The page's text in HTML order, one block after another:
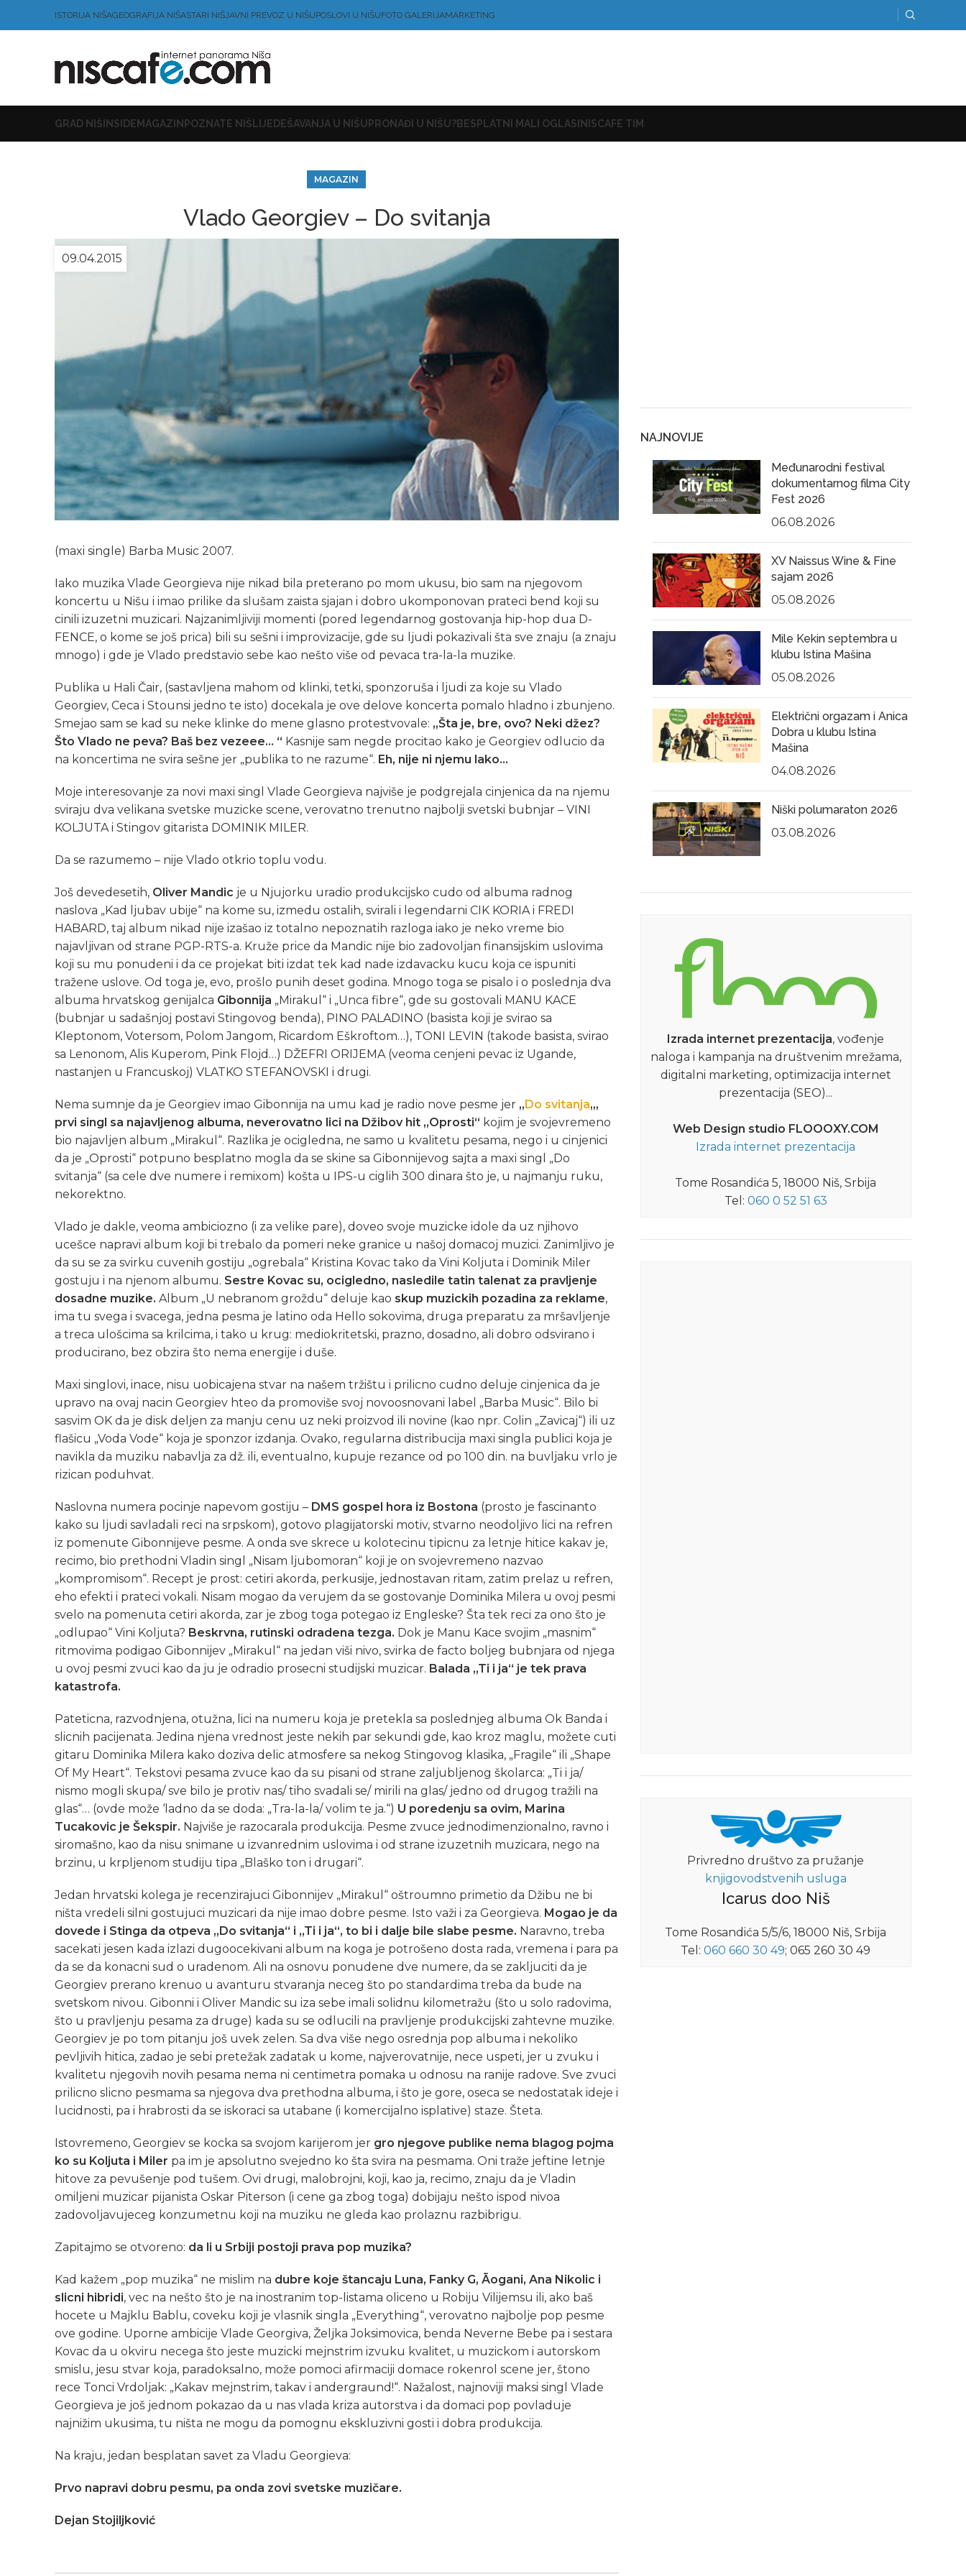
ISTORIJA NIŠAGEOGRAFIJA NIŠASTARI NIŠJAVNI PREVOZ U NIŠUPOSLOVI U NIŠUFOTO GALERIJAMARKETING
GRAD NIŠ INSIDE MAGAZIN POZNATE NIŠLIJE DEŠAVANJA U NIŠU PRONAĐI U NIŠU?BESPLATNI MALI OGLASI NISCAFE TIM
MAGAZIN
Vlado Georgiev – Do svitanja
09.04.2015
(maxi single) Barba Music 2007.
Iako muzika Vlade Georgieva nije nikad bila preterano po mom ukusu, bio sam na njegovom
koncertu u Nišu i imao prilike da slušam zaista sjajan i dobro ukomponovan prateci bend koji su
cinili izuzetni muzicari. Najzanimljiviji momenti (pored legendarnog gostovanja hip-hop dua D-
FENCE, o kome se još prica) bili su sešni i improvizacije, gde su ljudi pokazivali šta sve znaju (a znaju
mnogo) i gde je Vlado predstavio sebe kao nešto više od pevaca tra-la-la muzike.
Publika u Hali Čair, (sastavljena mahom od klinki, tetki, sponzoruša i ljudi za koje su Vlado
Georgiev, Ceca i Stounsi jedno te isto) docekala je ove delove koncerta pomalo hladno i zbunjeno.
Smejao sam se kad su neke klinke do mene glasno protestvovale: „Šta je, bre, ovo? Neki džez?
Što Vlado ne peva? Baš bez vezeee… “ Kasnije sam negde procitao kako je Georgiev odlucio da
na koncertima ne svira sešne jer „publika to ne razume“. Eh, nije ni njemu lako…
Moje interesovanje za novi maxi singl Vlade Georgieva najviše je podgrejala cinjenica da na njemu
sviraju dva velikana svetske muzicke scene, verovatno trenutno najbolji svetski bubnjar – VINI
KOLJUTA i Stingov gitarista DOMINIK MILER.
Da se razumemo – nije Vlado otkrio toplu vodu.
Još devedesetih, Oliver Mandic je u Njujorku uradio produkcijsko cudo od albuma radnog
naslova „Kad ljubav ubije“ na kome su, izmedu ostalih, svirali i legendarni CIK KORIA i FREDI
HABARD, taj album nikad nije izašao iz totalno nepoznatih razloga iako je neko vreme bio
najavljivan od strane PGP-RTS-a. Kruže price da Mandic nije bio zadovoljan finansijskim uslovima
koji su mu ponudeni i da ce projekat biti izdat tek kad nade izdavacku kucu koja ce ispuniti
tražene uslove. Od toga je, evo, prošlo punih deset godina. Mnogo toga se pisalo i o poslednja dva
albuma hrvatskog genijalca Gibonnija „Mirakul“ i „Unca fibre“, gde su gostovali MANU KACE
(bubnjar u sadašnjoj postavi Stingovog benda), PINO PALADINO (basista koji je svirao sa
Kleptonom, Votersom, Polom Jangom, Ricardom Eškroftom…), TONI LEVIN (takode basista, svirao
sa Lenonom, Alis Kuperom, Pink Flojd…) DŽEFRI ORIJEMA (veoma cenjeni pevac iz Ugande,
nastanjen u Francuskoj) VLATKO STEFANOVSKI i drugi.
Nema sumnje da je Georgiev imao Gibonnija na umu kad je radio nove pesme jer „ Do svitanja„,
prvi singl sa najavljenog albuma, neverovatno lici na Džibov hit „Oprosti“ kojim je svojevremeno
bio najavljen album „Mirakul“. Razlika je ocigledna, ne samo u kvalitetu pesama, nego i u cinjenici
da je „Oprosti“ potpuno besplatno mogla da se skine sa Gibonnijevog sajta a maxi singl „Do
svitanja“ (sa cele dve numere i remixom) košta u IPS-u ciglih 300 dinara što je, u najmanju ruku,
nekorektno.
Vlado je dakle, veoma ambiciozno (i za velike pare), doveo svoje muzicke idole da uz njihovo
ucešce napravi album koji bi trebalo da pomeri neke granice u našoj domacoj muzici. Zanimljivo je
da su se za svirku cuvenih gostiju „ogrebala“ Kristina Kovac tako da Vini Koljuta i Dominik Miler
gostuju i na njenom albumu. Sestre Kovac su, ocigledno, nasledile tatin talenat za pravljenje
dosadne muzike. Album „U nebranom groždu“ deluje kao skup muzickih pozadina za reklame,
ima tu svega i svacega, jedna pesma je latino oda Hello sokovima, druga preparatu za mršavljenje
a treca ulošcima sa krilcima, i tako u krug: mediokritetski, prazno, dosadno, ali dobro odsvirano i
producirano, bez obzira što nema energije i duše.
Maxi singlovi, inace, nisu uobicajena stvar na našem tržištu i prilicno cudno deluje cinjenica da je
upravo na ovaj nacin Georgiev hteo da promoviše svoj novoosnovani label „Barba Music“. Bilo bi
sasvim OK da je disk deljen za manju cenu uz neki proizvod ili novine (kao npr. Colin „Zavicaj“) ili uz
flašicu „Voda Vode“ koja je sponzor izdanja. Ovako, regularna distribucija maxi singla publici koja je
navikla da muziku nabavlja za dž. ili, eventualno, kupuje rezance od po 100 din. na buvljaku vrlo je
rizican poduhvat.
Naslovna numera pocinje napevom gostiju – DMS gospel hora iz Bostona (prosto je fascinanto
kako su ljudi savladali reci na srpskom), gotovo plagijatorski motiv, stvarno neodoljivo lici na refren
iz pomenute Gibonnijeve pesme. A onda sve skrece u kolotecinu tipicnu za letnje hitice kakav je,
recimo, bio prethodni Vladin singl „Nisam ljubomoran“ koji je on svojevremeno nazvao
„kompromisom“. Recept je prost: cetiri akorda, perkusije, jednostavan ritam, zatim prelaz u refren,
eho efekti i prateci vokali. Nisam mogao da verujem da se gostovanje Dominika Milera u ovoj pesmi
svelo na pomenuta cetiri akorda, zar je zbog toga potegao iz Engleske? Šta tek reci za ono što je
„odlupao“ Vini Koljuta? Beskrvna, rutinski odradena tezga. Dok je Manu Kace svojim „masnim“
ritmovima podigao Gibonnijev „Mirakul“ na jedan viši nivo, svirka de facto boljeg bubnjara od njega
u ovoj pesmi zvuci kao da ju je odradio prosecni studijski muzicar. Balada „Ti i ja“ je tek prava
katastrofa.
Pateticna, razvodnjena, otužna, lici na numeru koja je pretekla sa poslednjeg albuma Ok Banda i
slicnih pacijenata. Jedina njena vrednost jeste nekih par sekundi gde, kao kroz maglu, možete cuti
gitaru Dominika Milera kako doziva delic atmosfere sa nekog Stingovog klasika, „Fragile“ ili „Shape
Of My Heart“. Tekstovi pesama zvuce kao da su pisani od strane zaljubljenog školarca: „Ti i ja/
nismo mogli skupa/ sve bilo je protiv nas/ tiho svadali se/ mirili na glas/ jedno od drugog tražili na
glas“… (ovde može ‘ladno da se doda: „Tra-la-la/ volim te ja.“) U poredenju sa ovim, Marina
Tucakovic je Šekspir. Najviše je razocarala produkcija. Pesme zvuce jednodimenzionalno, ravno i
siromašno, kao da nisu snimane u izvanrednim uslovima i od strane izuzetnih muzicara, nego na
brzinu, u krpljenom studiju tipa „Blaško ton i drugari“.
Jedan hrvatski kolega je recenzirajuci Gibonnijev „Mirakul“ oštroumno primetio da Džibu ne bi
ništa vredeli silni gostujuci muzicari da nije imao dobre pesme. Isto važi i za Georgieva. Mogao je da
dovede i Stinga da otpeva „Do svitanja“ i „Ti i ja“, to bi i dalje bile slabe pesme. Naravno, treba
sacekati jesen kada izlazi dugoocekivani album na koga je potrošeno dosta rada, vremena i para pa
da se da konacni sud o uradenom. Ali na osnovu ponudene dve numere, da se zakljuciti da je
Georgiev prerano krenuo u avanturu stvaranja neceg što po standardima treba da bude na
svetskom nivou. Gibonni i Oliver Mandic su iza sebe imali solidnu kilometražu (što u solo radovima,
što u pravljenju pesama za druge) kada su se odlucili na pravljenje produkcijski zahtevne muzike.
Georgiev je po tom pitanju još uvek zelen. Sa dva više nego osrednja pop albuma i nekoliko
pevljivih hitica, zadao je sebi pretežak zadatak u kome, najverovatnije, nece uspeti, jer u zvuku i
kvalitetu njegovih novih pesama nema ni centimetra pomaka u odnosu na ranije radove. Sve zvuci
prilicno slicno pesmama sa njegova dva prethodna albuma, i što je gore, oseca se nedostatak ideje i
lucidnosti, pa i hrabrosti da se iskoraci sa utabane (i komercijalno isplative) staze. Šteta.
Istovremeno, Georgiev se kocka sa svojom karijerom jer gro njegove publike nema blagog pojma
ko su Koljuta i Miler pa im je apsolutno svejedno ko šta svira na pesmama. Oni traže jeftine letnje
hitove za pevušenje pod tušem. Ovi drugi, malobrojni, koji, kao ja, recimo, znaju da je Vladin
omiljeni muzicar pijanista Oskar Piterson (i cene ga zbog toga) dobijaju nešto ispod nivoa
zadovoljavujeceg konzumetnu koji na muziku ne gleda kao prolaznu razbibrigu.
Zapitajmo se otvoreno: da li u Srbiji postoji prava pop muzika?
Kad kažem „pop muzika“ ne mislim na dubre koje štancaju Luna, Fanky G, Ãogani, Ana Nikolic i
slicni hibridi, vec na nešto što je na inostranim top-listama oliceno u Robiju Vilijemsu ili, ako baš
hocete u Majklu Bablu, coveku koji je vlasnik singla „Everything“, verovatno najbolje pop pesme
ove godine. Uporne ambicije Vlade Georgiva, Željka Joksimovica, benda Neverne Bebe pa i sestara
Kovac da u okviru necega što jeste muzicki mejnstrim izvuku kvalitet, u muzickom i autorskom
smislu, jesu stvar koja, paradoksalno, može pomoci afirmaciji domace rokenrol scene jer, štono
rece Tonci Vrdoljak: „Kakav mejnstrim, takav i andergraund!“. Nažalost, najnoviji maksi singl Vlade
Georgieva je još jednom pokazao da u nas vlada kriza autorstva i da domaci pop povladuje
najnižim ukusima, tu ništa ne mogu da pomognu ekskluzivni gosti i dobra produkcija.
Na kraju, jedan besplatan savet za Vladu Georgieva:
Prvo napravi dobru pesmu, pa onda zovi svetske muzičare.
Dejan Stojiljković
NAJNOVIJE
Međunarodni festival
dokumentarnog filma City
Fest 2026
06.08.2026
XV Naissus Wine & Fine
sajam 2026
05.08.2026
Mile Kekin septembra u
klubu Istina Mašina
05.08.2026
Električni orgazam i Anica
Dobra u klubu Istina
Mašina
04.08.2026
Niški polumaraton 2026
03.08.2026
Izrada internet prezentacija, vođenje
naloga i kampanja na društvenim mrežama,
digitalni marketing, optimizacija internet
prezentacija (SEO)...
Web Design studio FLOOOXY.COM
Izrada internet prezentacija
Tome Rosandića 5, 18000 Niš, Srbija
Tel: 060 0 52 51 63
Privredno društvo za pružanje
knjigovodstvenih usluga
Icarus doo Niš
Tome Rosandića 5/5/6, 18000 Niš, Srbija
Tel:060 660 30 49; 065 260 30 49